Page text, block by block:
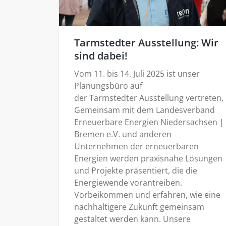
Tarmstedter Ausstellung: Wir
sind dabei!
Vom 11. bis 14. Juli 2025 ist unser
Planungsbüro auf
der Tarmstedter Ausstellung vertreten.
Gemeinsam mit dem Landesverband
Erneuerbare Energien Niedersachsen |
Bremen e.V. und anderen
Unternehmen der erneuerbaren
Energien werden praxisnahe Lösungen
und Projekte präsentiert, die die
Energiewende vorantreiben.
Vorbeikommen und erfahren, wie eine
nachhaltigere Zukunft gemeinsam
gestaltet werden kann. Unsere